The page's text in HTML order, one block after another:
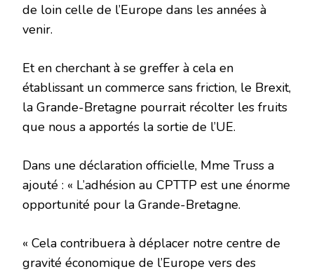
de loin celle de l’Europe dans les années à
venir.
Et en cherchant à se greffer à cela en
établissant un commerce sans friction, le Brexit,
la Grande-Bretagne pourrait récolter les fruits
que nous a apportés la sortie de l’UE.
Dans une déclaration officielle, Mme Truss a
ajouté : « L’adhésion au CPTTP est une énorme
opportunité pour la Grande-Bretagne.
« Cela contribuera à déplacer notre centre de
gravité économique de l’Europe vers des